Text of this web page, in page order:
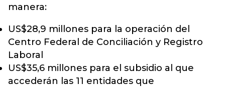
manera:
US$28,9 millones para la operación del
Centro Federal de Conciliación y Registro
Laboral
US$35,6 millones para el subsidio al que
accederán las 11 entidades que